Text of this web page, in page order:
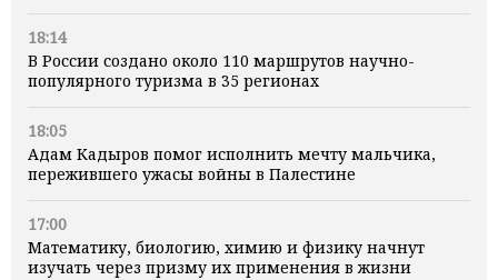
18:14
В России создано около 110 маршрутов научно-
популярного туризма в 35 регионах
18:05
Адам Кадыров помог исполнить мечту мальчика,
пережившего ужасы войны в Палестине
17:00
Математику, биологию, химию и физику начнут
изучать через призму их применения в жизни